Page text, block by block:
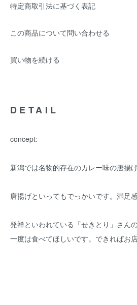
特定商取引法に基づく表記
この商品について問い合わせる
買い物を続ける
DETAIL
concept:
新潟では名物的存在のカレー味の唐揚げ
唐揚げといってもでっかいです。満足
発祥といわれている「せきとり」さん
一度は食べてほしいです。できればお